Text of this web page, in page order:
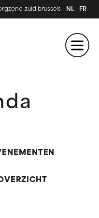
zuid.brussels NL FR